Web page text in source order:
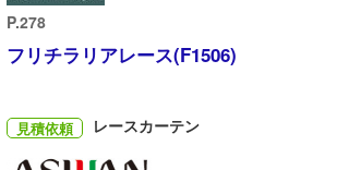
P.278
フリチラリアレース(F1506)
見積依頼 レースカーテン